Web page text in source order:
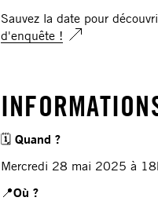
Sauvez la date pour
d'enquête !
🗓️ Quand ?
Mercredi 28 mai 2025 à
📍Où ?